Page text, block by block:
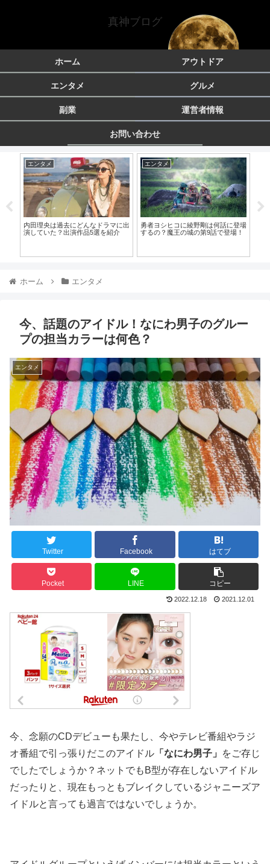
真神ブログ
ホーム アウトドア
エンタメ グルメ
副業 運営者情報
お問い合わせ
エンタメ
内田理央は過去にどんなドラマに出
演していた？出演作品5選を紹介
エンタメ
勇者ヨシヒコに綾野剛は何話に登場
するの？魔王の城の第9話で登場！
ホーム エンタメ
今、話題のアイドル！なにわ男子のグルー
プの担当カラーは何色？
エンタメ
Twitter Facebook はてブ
Pocket LINE コピー
2022.12.18 2021.12.01
今、念願のCDデビューも果たし、今やテレビ番組やラジ
オ番組で引っ張りだこのアイドル 「なにわ男子」
をご存じ
でしたでしょうか？ネットでもB型が存在しないアイドル
だったりと、現在もっともブレイクしているジャニーズア
イドルと言っても過言ではないでしょうか。